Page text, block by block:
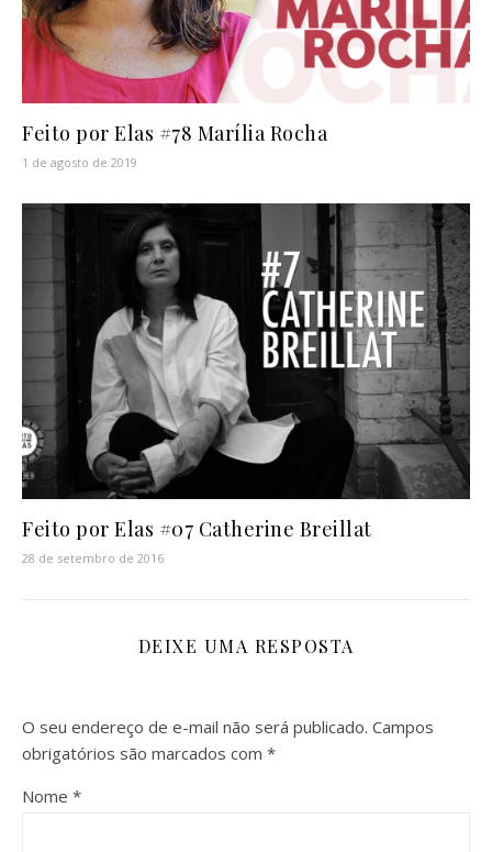
Feito por Elas #78 Marília Rocha
1 de agosto de 2019
Feito por Elas #07 Catherine Breillat
28 de setembro de 2016
DEIXE UMA RESPOSTA
O seu endereço de e-mail não será publicado. Campos
obrigatórios são marcados com *
Nome *